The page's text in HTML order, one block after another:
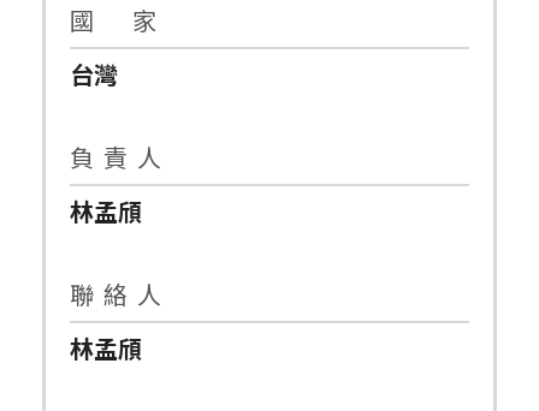
國 家
台灣
負 責 人
林孟頎
聯 絡 人
林孟頎